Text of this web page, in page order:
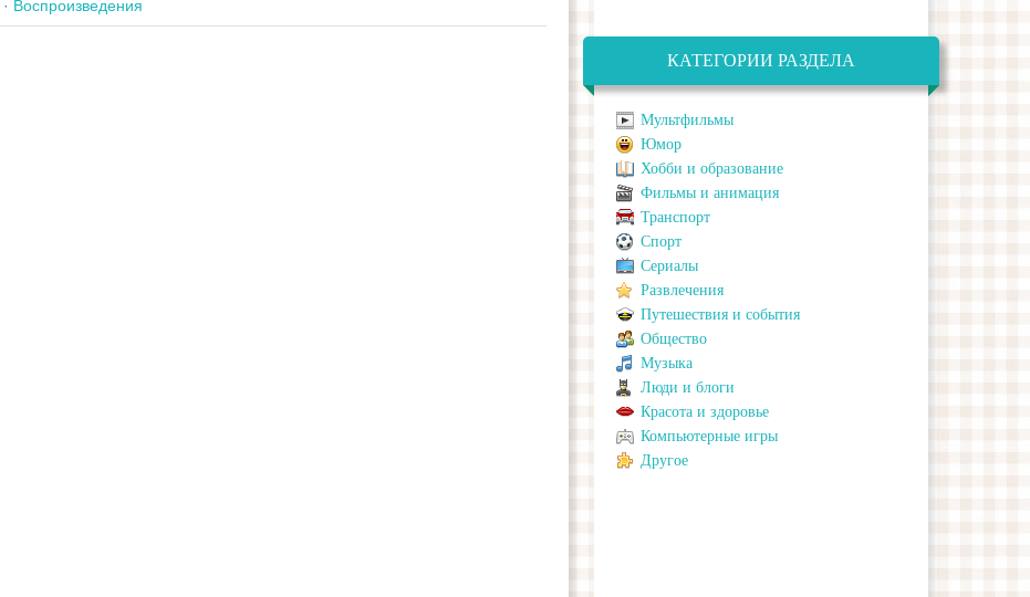
· Воспроизведения
КАТЕГОРИИ РАЗДЕЛА
Мультфильмы
Юмор
Хобби и образование
Фильмы и анимация
Транспорт
Спорт
Сериалы
Развлечения
Путешествия и события
Общество
Музыка
Люди и блоги
Красота и здоровье
Компьютерные игры
Другое